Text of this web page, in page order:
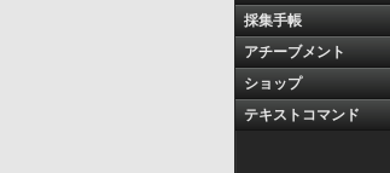
採集手帳
アチーブメント
ショップ
テキストコマンド